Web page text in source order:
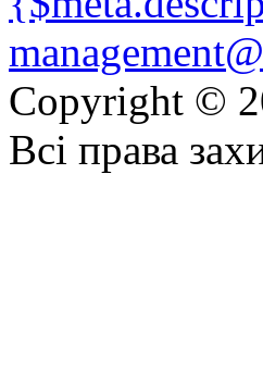
Copyright ©
Всі права